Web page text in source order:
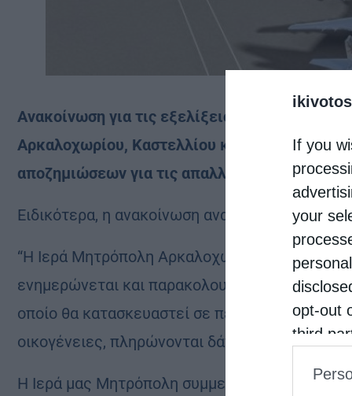
If you
your
opt-out
third
IAB’s
Ανακοίνωση για τις εξελίξεις στο
Αρκαλοχωρίου, Καστελλίου και Βιάννου, στην
αποζημιώσεων για τις απαλλοτριώσεις.
Ειδικότερα, η ανακοίνωση αναφέρει:
“Η Ιερά Μητρόπολη Αρκαλοχωρίου, Καστελλίου
ενημερώνεται και παρακολουθεί εναγωνίως
οποίο θα κατασκευαστεί σε περιοχή
οικογένειες, πληρώνονται δάνεια σε
Η Ιερά μας Μητρόπολη συμμετέχει στην